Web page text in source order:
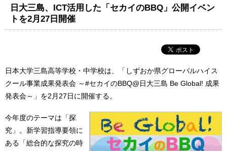
日大三島、ICT活用した「セカイのBBQ」公開イベン
トを2月27日開催
日本大学三島高等学校・中学校は、「しずおか県グローバルハイス
クール事業成果発表会 ～#セカイのBBQ@日大三島 Be Global! 成果
発表会～」を2月27日に開催する。
今年度のテーマは「探
究」。新学習指導要領に
ある「総合的な探究の時